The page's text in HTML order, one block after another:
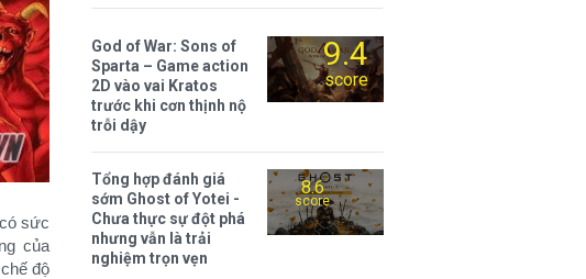
sức
của
độ
9.4
score
God of War: Sons of
Sparta – Game action
2D vào vai Kratos
trước khi cơn thịnh nộ
trỗi dậy
8.6
score
Tổng hợp đánh giá
sớm Ghost of Yotei -
Chưa thực sự đột phá
nhưng vẫn là trải
nghiệm trọn vẹn